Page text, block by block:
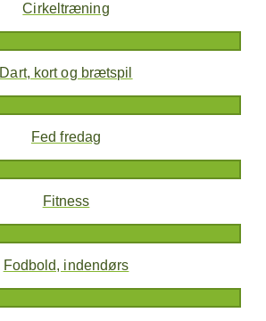
Cirkeltræning
Dart, kort og brætspil
Fed fredag
Fitness
Fodbold, indendørs